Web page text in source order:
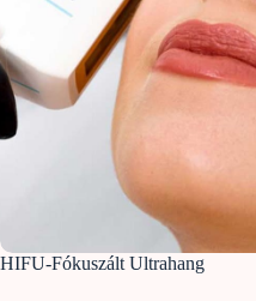
HIFU-Fókuszált Ultrahang